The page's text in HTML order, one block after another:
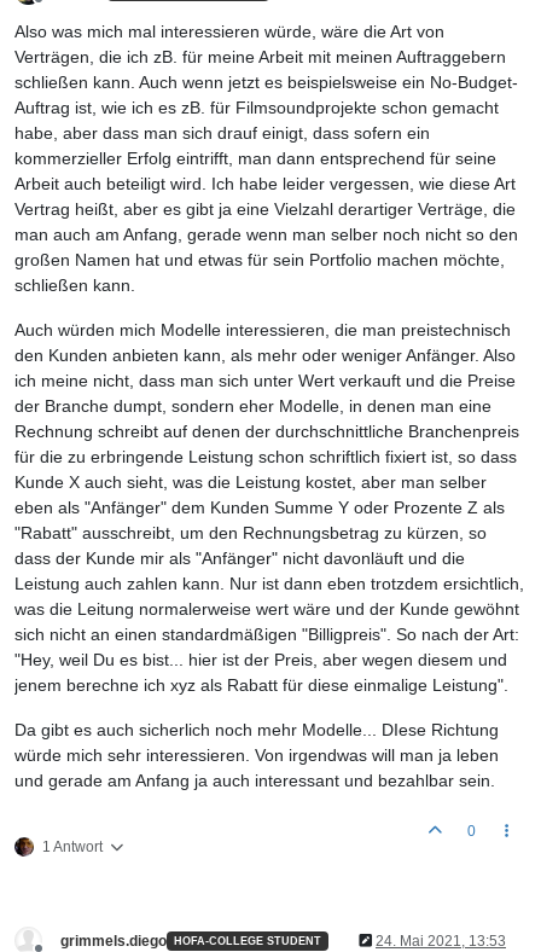
Also was mich mal interessieren würde, wäre die Art von
Verträgen, die ich zB. für meine Arbeit mit meinen Auftraggebern
schließen kann. Auch wenn jetzt es beispielsweise ein No-Budget-
Auftrag ist, wie ich es zB. für Filmsoundprojekte schon gemacht
habe, aber dass man sich drauf einigt, dass sofern ein
kommerzieller Erfolg eintrifft, man dann entsprechend für seine
Arbeit auch beteiligt wird. Ich habe leider vergessen, wie diese Art
Vertrag heißt, aber es gibt ja eine Vielzahl derartiger Verträge, die
man auch am Anfang, gerade wenn man selber noch nicht so den
großen Namen hat und etwas für sein Portfolio machen möchte,
schließen kann.
Auch würden mich Modelle interessieren, die man preistechnisch
den Kunden anbieten kann, als mehr oder weniger Anfänger. Also
ich meine nicht, dass man sich unter Wert verkauft und die Preise
der Branche dumpt, sondern eher Modelle, in denen man eine
Rechnung schreibt auf denen der durchschnittliche Branchenpreis
für die zu erbringende Leistung schon schriftlich fixiert ist, so dass
Kunde X auch sieht, was die Leistung kostet, aber man selber
eben als "Anfänger" dem Kunden Summe Y oder Prozente Z als
"Rabatt" ausschreibt, um den Rechnungsbetrag zu kürzen, so
dass der Kunde mir als "Anfänger" nicht davonläuft und die
Leistung auch zahlen kann. Nur ist dann eben trotzdem ersichtlich,
was die Leitung normalerweise wert wäre und der Kunde gewöhnt
sich nicht an einen standardmäßigen "Billigpreis". So nach der Art:
"Hey, weil Du es bist... hier ist der Preis, aber wegen diesem und
jenem berechne ich xyz als Rabatt für diese einmalige Leistung".
Da gibt es auch sicherlich noch mehr Modelle... DIese Richtung
würde mich sehr interessieren. Von irgendwas will man ja leben
und gerade am Anfang ja auch interessant und bezahlbar sein.
1 Antwort
0
grimmels.diego HOFA-COLLEGE STUDENT 24. Mai 2021, 13:53